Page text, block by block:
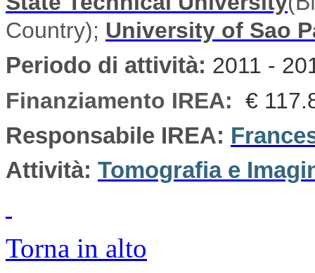
Country); University of Sao
Periodo di attività: 2011 -
Finanziamento IREA: €
Responsabile IREA:
Attività: Tomografia e
Torna in alto